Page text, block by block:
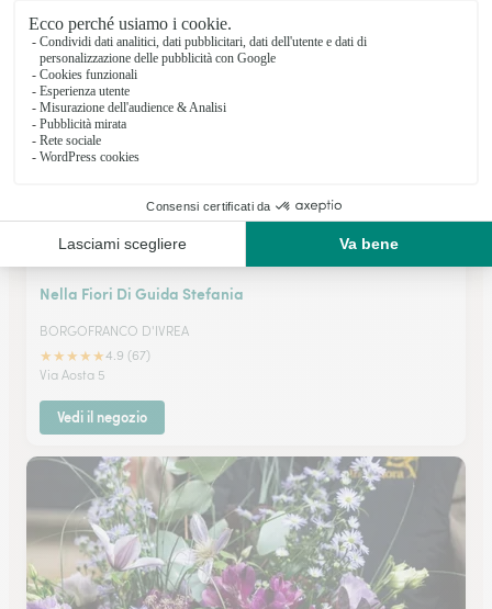
Via Cimarosa 80/D
Vedi il negozio
Nella Fiori Di Guida Stefania
BORGOFRANCO D'IVREA
★★★★★4.9 (67)
Via Aosta 5
Vedi il negozio